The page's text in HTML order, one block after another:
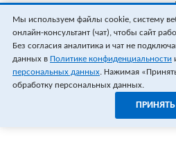
характеристики товара на
Указанные цены не являются
Стоимость и наличие товара
Мы используем файлы cookie, систему
онлайн-консультант (чат), чтобы сайт
Без согласия аналитика и чат не
данных в Политике конфиденциальности
персональных данных. Нажимая
обработку персональных данных.
ПРИНЯТЬ